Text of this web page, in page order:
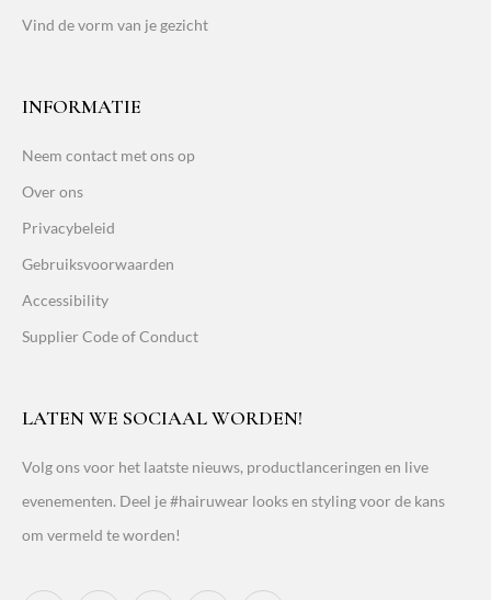
Vind de vorm van je gezicht
INFORMATIE
Neem contact met ons op
Over ons
Privacybeleid
Gebruiksvoorwaarden
Accessibility
Supplier Code of Conduct
LATEN WE SOCIAAL WORDEN!
Volg ons voor het laatste nieuws, productlanceringen en live
evenementen. Deel je #hairuwear looks en styling voor de kans
om vermeld te worden!